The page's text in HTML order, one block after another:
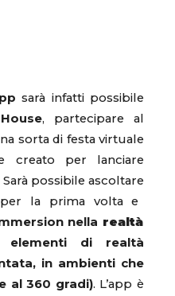
sarà infatti possibile
, partecipare al
sorta di festa virtuale
creato per lanciare
possibile ascoltare
la prima volta e
nella realtà
elementi di realtà
in ambienti che
al 360 gradi). L’app è